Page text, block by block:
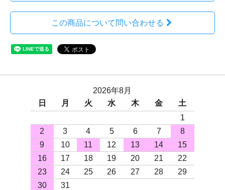
この商品について問い合わせる
2026年8月
日
月 火 水 木 金
土
1
2
3 4 5 6 7
8
9
10 11 12 13 14
15
16
17 18 19 20 21
22
23
24 25 26 27 28
29
30
31